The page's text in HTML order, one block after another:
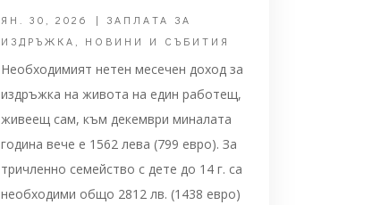
ЯН. 30, 2026 | ЗАПЛАТА ЗА
ИЗДРЪЖКА , НОВИНИ И СЪБИТИЯ
Необходимият нетен месечен доход за
издръжка на живота на един работещ,
живеещ сам, към декември миналата
година вече е 1562 лева (799 евро). За
тричленно семейство с дете до 14 г. са
необходими общо 2812 лв. (1438 евро)